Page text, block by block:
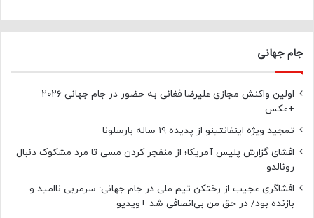
جام جهانی
اولین واکنش مجازی علیرضا فغانی به حضور در جام جهانی ۲۰۲۶
+عکس
تمجید ویژه اینفانتینو از پدیده ۱۹ ساله بارسلونا
افشای گزارش پلیس آمریکا؛ از منفجر کردن مسی تا مرد مشکوک دنبال
رونالدو
افشاگری عجیب از رختکن تیم ملی در جام جهانی: سرمربی ناامید و
بازنده بود/ در حق من بی‌انصافی شد +ویدیو